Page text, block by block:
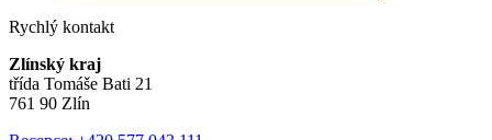
Rychlý kontakt
Zlínský kraj
třída Tomáše Bati 21
761 90 Zlín